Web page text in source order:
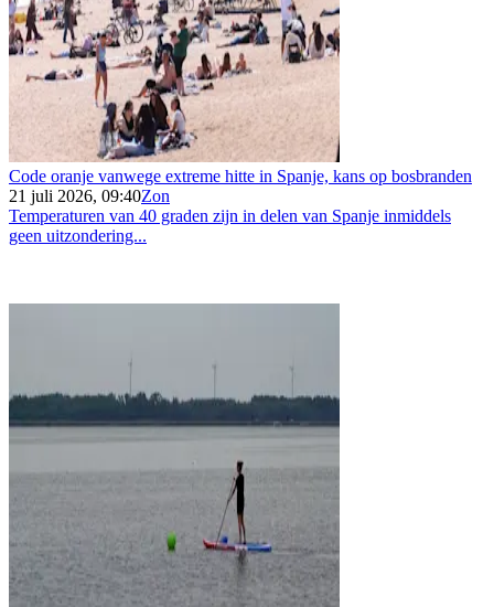
Code oranje vanwege extreme hitte in Spanje, kans op bosbranden
21 juli 2026, 09:40Zon
Temperaturen van 40 graden zijn in delen van Spanje inmiddels
geen uitzondering...